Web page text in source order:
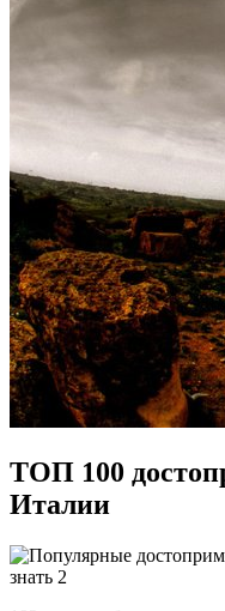
ТОП 100
Италии